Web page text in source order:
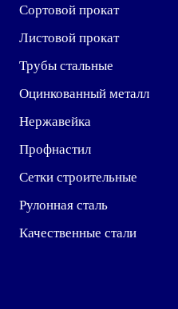
Сортовой прокат
Листовой прокат
Трубы стальные
Оцинкованный металл
Нержавейка
Профнастил
Сетки строительные
Рулонная сталь
Качественные стали